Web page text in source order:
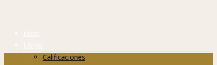
Inicio
Libros
Calificaciones